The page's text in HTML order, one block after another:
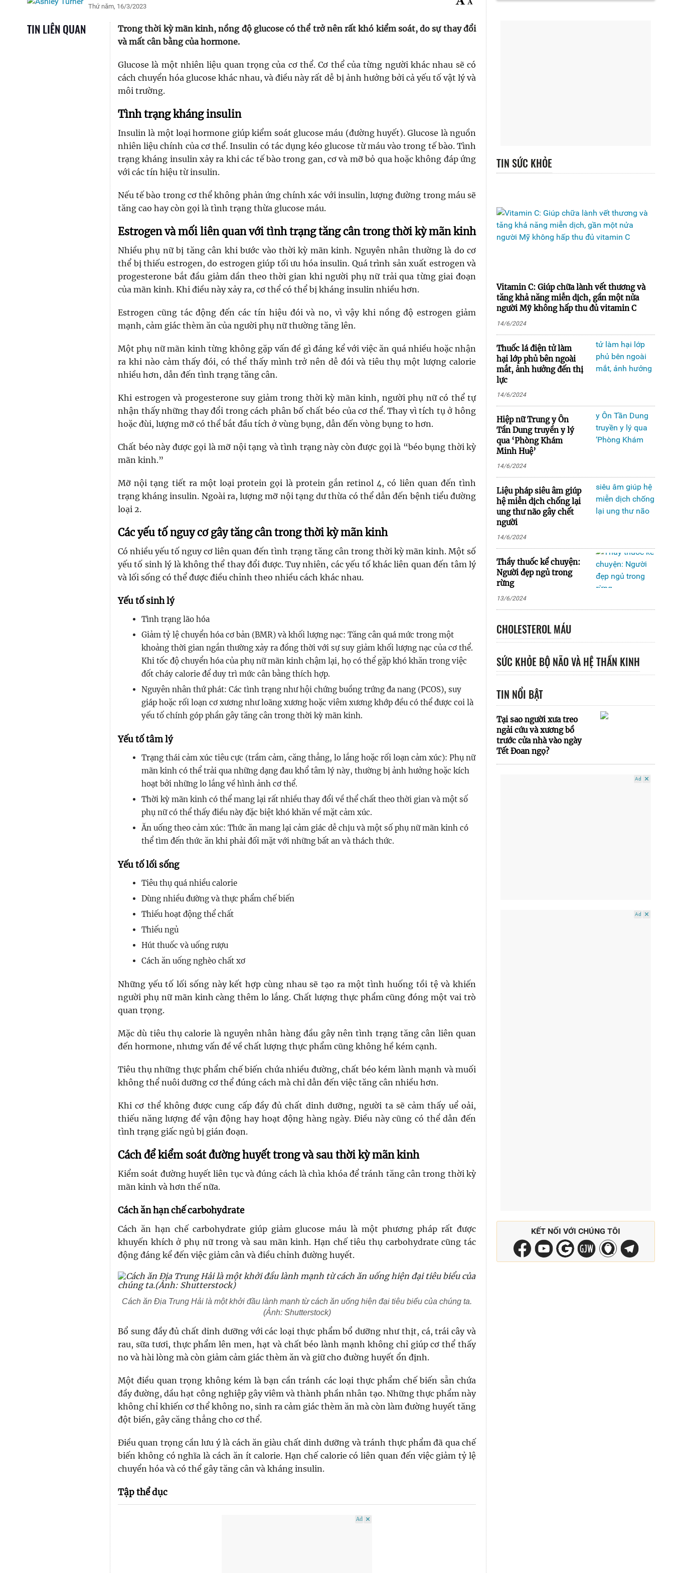
Thứ năm, 16/3/2023
TIN LIÊN QUAN
Trong thời kỳ mãn kinh, nồng độ glucose có thể trở nên rất khó kiểm soát, do sự thay đổi
và mất cân bằng của hormone.
Glucose là một nhiên liệu quan trọng của cơ thể. Cơ thể của từng người khác nhau sẽ có
cách chuyển hóa glucose khác nhau, và điều này rất dễ bị ảnh hưởng bởi cả yếu tố vật lý và
môi trường.
Tình trạng kháng insulin
Insulin là một loại hormone giúp kiểm soát glucose máu (đường huyết). Glucose là nguồn
nhiên liệu chính của cơ thể. Insulin có tác dụng kéo glucose từ máu vào trong tế bào. Tình
trạng kháng insulin xảy ra khi các tế bào trong gan, cơ và mỡ bỏ qua hoặc không đáp ứng
với các tín hiệu từ insulin.
Nếu tế bào trong cơ thể không phản ứng chính xác với insulin, lượng đường trong máu sẽ
tăng cao hay còn gọi là tình trạng thừa glucose máu.
Estrogen và mối liên quan với tình trạng tăng cân trong thời kỳ mãn kinh
Nhiều phụ nữ bị tăng cân khi bước vào thời kỳ mãn kinh. Nguyên nhân thường là do cơ
thể bị thiếu estrogen, do estrogen giúp tối ưu hóa insulin. Quá trình sản xuất estrogen và
progesterone bắt đầu giảm dần theo thời gian khi người phụ nữ trải qua từng giai đoạn
của mãn kinh. Khi điều này xảy ra, cơ thể có thể bị kháng insulin nhiều hơn.
Estrogen cũng tác động đến các tín hiệu đói và no, vì vậy khi nồng độ estrogen giảm
mạnh, cảm giác thèm ăn của người phụ nữ thường tăng lên.
Một phụ nữ mãn kinh từng không gặp vấn đề gì đáng kể với việc ăn quá nhiều hoặc nhận
ra khi nào cảm thấy đói, có thể thấy mình trở nên dễ đói và tiêu thụ một lượng calorie
nhiều hơn, dẫn đến tình trạng tăng cân.
Khi estrogen và progesterone suy giảm trong thời kỳ mãn kinh, người phụ nữ có thể tự
nhận thấy những thay đổi trong cách phân bố chất béo của cơ thể. Thay vì tích tụ ở hông
hoặc đùi, lượng mỡ có thể bắt đầu tích ở vùng bụng, dẫn đến vòng bụng to hơn.
Chất béo này được gọi là mỡ nội tạng và tình trạng này còn được gọi là “béo bụng thời kỳ
mãn kinh.”
Mỡ nội tạng tiết ra một loại protein gọi là protein gắn retinol 4, có liên quan đến tình
trạng kháng insulin. Ngoài ra, lượng mỡ nội tạng dư thừa có thể dẫn đến bệnh tiểu đường
loại 2.
Các yếu tố nguy cơ gây tăng cân trong thời kỳ mãn kinh
Có nhiều yếu tố nguy cơ liên quan đến tình trạng tăng cân trong thời kỳ mãn kinh. Một số
yếu tố sinh lý là không thể thay đổi được. Tuy nhiên, các yếu tố khác liên quan đến tâm lý
và lối sống có thể được điều chỉnh theo nhiều cách khác nhau.
Yếu tố sinh lý
Tình trạng lão hóa
Giảm tỷ lệ chuyển hóa cơ bản (BMR) và khối lượng nạc: Tăng cân quá mức trong một
khoảng thời gian ngắn thường xảy ra đồng thời với sự suy giảm khối lượng nạc của cơ thể.
Khi tốc độ chuyển hóa của phụ nữ mãn kinh chậm lại, họ có thể gặp khó khăn trong việc
đốt cháy calorie để duy trì mức cân bằng thích hợp.
Nguyên nhân thứ phát: Các tình trạng như hội chứng buồng trứng đa nang (PCOS), suy
giáp hoặc rối loạn cơ xương như loãng xương hoặc viêm xương khớp đều có thể được coi là
yếu tố chính góp phần gây tăng cân trong thời kỳ mãn kinh.
Yếu tố tâm lý
Trạng thái cảm xúc tiêu cực (trầm cảm, căng thẳng, lo lắng hoặc rối loạn cảm xúc): Phụ nữ
mãn kinh có thể trải qua những dạng đau khổ tâm lý này, thường bị ảnh hưởng hoặc kích
hoạt bởi những lo lắng về hình ảnh cơ thể.
Thời kỳ mãn kinh có thể mang lại rất nhiều thay đổi về thể chất theo thời gian và một số
phụ nữ có thể thấy điều này đặc biệt khó khăn về mặt cảm xúc.
Ăn uống theo cảm xúc: Thức ăn mang lại cảm giác dễ chịu và một số phụ nữ mãn kinh có
thể tìm đến thức ăn khi phải đối mặt với những bất an và thách thức.
Yếu tố lối sống
Tiêu thụ quá nhiều calorie
Dùng nhiều đường và thực phẩm chế biến
Thiếu hoạt động thể chất
Thiếu ngủ
Hút thuốc và uống rượu
Cách ăn uống nghèo chất xơ
Những yếu tố lối sống này kết hợp cùng nhau sẽ tạo ra một tình huống tồi tệ và khiến
người phụ nữ mãn kinh càng thêm lo lắng. Chất lượng thực phẩm cũng đóng một vai trò
quan trọng.
Mặc dù tiêu thụ calorie là nguyên nhân hàng đầu gây nên tình trạng tăng cân liên quan
đến hormone, nhưng vấn đề về chất lượng thực phẩm cũng không hề kém cạnh.
Tiêu thụ những thực phẩm chế biến chứa nhiều đường, chất béo kém lành mạnh và muối
không thể nuôi dưỡng cơ thể đúng cách mà chỉ dẫn đến việc tăng cân nhiều hơn.
Khi cơ thể không được cung cấp đầy đủ chất dinh dưỡng, người ta sẽ cảm thấy uể oải,
thiếu năng lượng để vận động hay hoạt động hàng ngày. Điều này cũng có thể dẫn đến
tình trạng giấc ngủ bị gián đoạn.
Cách để kiểm soát đường huyết trong và sau thời kỳ mãn kinh
Kiểm soát đường huyết liên tục và đúng cách là chìa khóa để tránh tăng cân trong thời kỳ
mãn kinh và hơn thế nữa.
Cách ăn hạn chế carbohydrate
Cách ăn hạn chế carbohydrate giúp giảm glucose máu là một phương pháp rất được
khuyến khích ở phụ nữ trong và sau mãn kinh. Hạn chế tiêu thụ carbohydrate cũng tác
động đáng kể đến việc giảm cân và điều chỉnh đường huyết.
Cách ăn Địa Trung Hải là một khởi đầu lành mạnh từ cách ăn uống hiện đại tiêu biểu của chúng ta.
(Ảnh: Shutterstock)
Bổ sung đầy đủ chất dinh dưỡng với các loại thực phẩm bổ dưỡng như thịt, cá, trái cây và
rau, sữa tươi, thực phẩm lên men, hạt và chất béo lành mạnh không chỉ giúp cơ thể thấy
no và hài lòng mà còn giảm cảm giác thèm ăn và giữ cho đường huyết ổn định.
Một điều quan trọng không kém là bạn cần tránh các loại thực phẩm chế biến sẵn chứa
đầy đường, dầu hạt công nghiệp gây viêm và thành phần nhân tạo. Những thực phẩm này
không chỉ khiến cơ thể không no, sinh ra cảm giác thèm ăn mà còn làm đường huyết tăng
đột biến, gây căng thẳng cho cơ thể.
Điều quan trọng cần lưu ý là cách ăn giàu chất dinh dưỡng và tránh thực phẩm đã qua chế
biến không có nghĩa là cách ăn ít calorie. Hạn chế calorie có liên quan đến việc giảm tỷ lệ
chuyển hóa và có thể gây tăng cân và kháng insulin.
Tập thể dục
Ad
TIN SỨC KHỎE
Vitamin C: Giúp chữa lành vết thương và
tăng khả năng miễn dịch, gần một nửa
người Mỹ không hấp thu đủ vitamin C
14/6/2024
Thuốc lá điện tử làm
hại lớp phủ bên ngoài
mắt, ảnh hưởng đến thị
lực
14/6/2024
Hiệp nữ Trung y Ôn
Tần Dung truyền y lý
qua ‘Phòng Khám
Minh Huệ’
14/6/2024
Liệu pháp siêu âm giúp
hệ miễn dịch chống lại
ung thư não gây chết
người
14/6/2024
Thầy thuốc kể chuyện:
Người đẹp ngủ trong
rừng
13/6/2024
CHOLESTEROL MÁU
SỨC KHỎE BỘ NÃO VÀ HỆ THẦN KINH
TIN NỔI BẬT
Tại sao người xưa treo
ngải cứu và xương bồ
trước cửa nhà vào ngày
Tết Đoan ngọ?
Ad
Ad
KẾT NỐI VỚI CHÚNG TÔI